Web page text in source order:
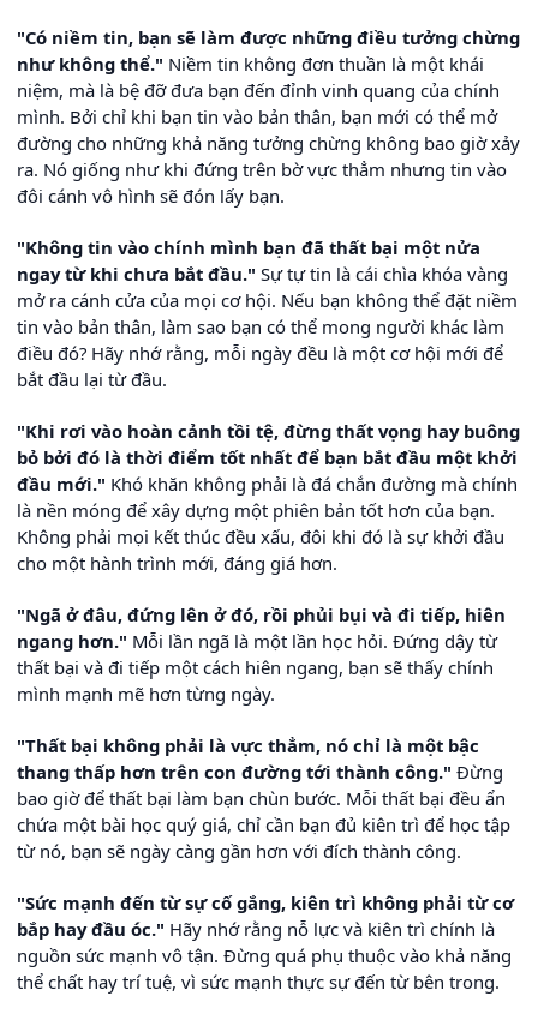
"Có niềm tin, bạn sẽ làm được những điều tưởng chừng
như không thể." Niềm tin không đơn thuần là một khái
niệm, mà là bệ đỡ đưa bạn đến đỉnh vinh quang của chính
mình. Bởi chỉ khi bạn tin vào bản thân, bạn mới có thể mở
đường cho những khả năng tưởng chừng không bao giờ xảy
ra. Nó giống như khi đứng trên bờ vực thẳm nhưng tin vào
đôi cánh vô hình sẽ đón lấy bạn.
"Không tin vào chính mình bạn đã thất bại một nửa
ngay từ khi chưa bắt đầu." Sự tự tin là cái chìa khóa vàng
mở ra cánh cửa của mọi cơ hội. Nếu bạn không thể đặt niềm
tin vào bản thân, làm sao bạn có thể mong người khác làm
điều đó? Hãy nhớ rằng, mỗi ngày đều là một cơ hội mới để
bắt đầu lại từ đầu.
"Khi rơi vào hoàn cảnh tồi tệ, đừng thất vọng hay buông
bỏ bởi đó là thời điểm tốt nhất để bạn bắt đầu một khởi
đầu mới." Khó khăn không phải là đá chắn đường mà chính
là nền móng để xây dựng một phiên bản tốt hơn của bạn.
Không phải mọi kết thúc đều xấu, đôi khi đó là sự khởi đầu
cho một hành trình mới, đáng giá hơn.
"Ngã ở đâu, đứng lên ở đó, rồi phủi bụi và đi tiếp, hiên
ngang hơn." Mỗi lần ngã là một lần học hỏi. Đứng dậy từ
thất bại và đi tiếp một cách hiên ngang, bạn sẽ thấy chính
mình mạnh mẽ hơn từng ngày.
"Thất bại không phải là vực thẳm, nó chỉ là một bậc
thang thấp hơn trên con đường tới thành công." Đừng
bao giờ để thất bại làm bạn chùn bước. Mỗi thất bại đều ẩn
chứa một bài học quý giá, chỉ cần bạn đủ kiên trì để học tập
từ nó, bạn sẽ ngày càng gần hơn với đích thành công.
"Sức mạnh đến từ sự cố gắng, kiên trì không phải từ cơ
bắp hay đầu óc." Hãy nhớ rằng nỗ lực và kiên trì chính là
nguồn sức mạnh vô tận. Đừng quá phụ thuộc vào khả năng
thể chất hay trí tuệ, vì sức mạnh thực sự đến từ bên trong.